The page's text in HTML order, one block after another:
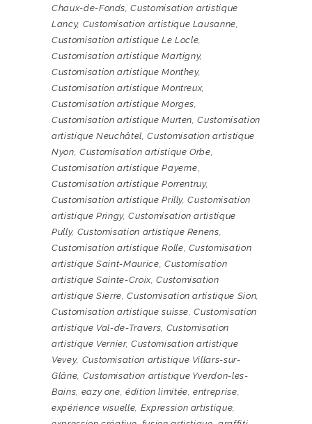
Chaux-de-Fonds,Customisation artistique
Lancy, Customisation artistique Lausanne,
Customisation artistique Le Locle,
Customisation artistique Martigny,
Customisation artistique Monthey,
Customisation artistique Montreux,
Customisation artistique Morges,
Customisation artistique Murten,Customisation
artistique Neuchâtel,Customisation artistique
Nyon, Customisation artistique Orbe,
Customisation artistique Payerne,
Customisation artistique Porrentruy,
Customisation artistique Prilly,Customisation
artistique Pringy,Customisation artistique
Pully, Customisation artistique Renens,
Customisation artistique Rolle, Customisation
artistique Saint-Maurice, Customisation
artistique Sainte-Croix,Customisation
artistique Sierre,Customisation artistique Sion,
Customisation artistique suisse,Customisation
artistique Val-de-Travers, Customisation
artistique Vernier,Customisation artistique
Vevey, Customisation artistique Villars-sur-
Glâne, Customisation artistique Yverdon-les-
Bains, eazy one,édition limitée,entreprise,
expérience visuelle, Expression artistique,